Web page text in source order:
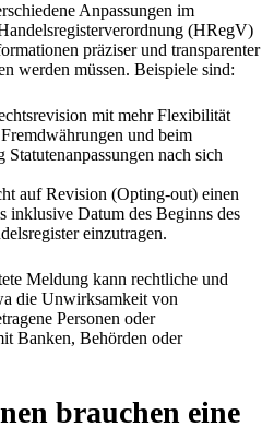
Anpassungen im
(HRegV)
präziser und transparenter
werden müssen. Beispiele sind:
mit mehr Flexibilität
und beim
nach sich
auf Revision (Opting-out) einen
inklusive Datum des Beginns des
einzutragen.
Meldung kann rechtliche und
die Unwirksamkeit von
Personen oder
Banken, Behörden oder
brauchen eine